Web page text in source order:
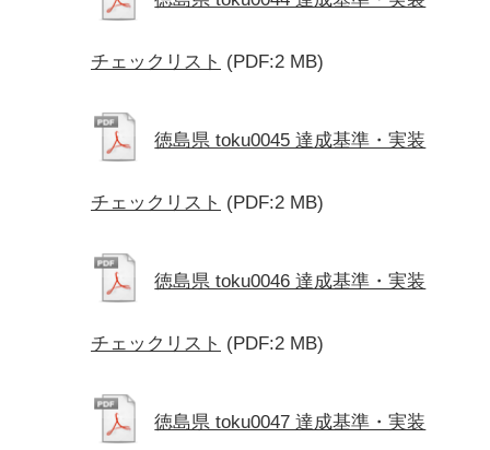
チェックリスト (PDF:2 MB)
徳島県 toku0045 達成基準・実装
チェックリスト (PDF:2 MB)
徳島県 toku0046 達成基準・実装
チェックリスト (PDF:2 MB)
徳島県 toku0047 達成基準・実装